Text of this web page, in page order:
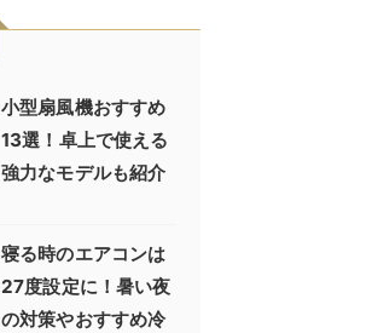
小型扇風機おすすめ
13選！卓上で使える
強力なモデルも紹介
寝る時のエアコンは
27度設定に！暑い夜
の対策やおすすめ冷